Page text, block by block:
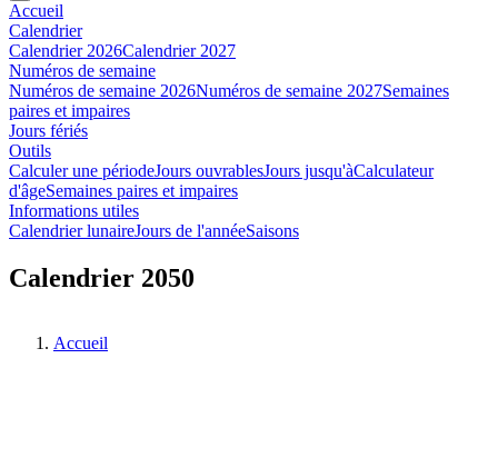
Accueil
Calendrier
Calendrier 2026Calendrier 2027
Numéros de semaine
Numéros de semaine 2026Numéros de semaine 2027Semaines
paires et impaires
Jours fériés
Outils
Calculer une périodeJours ouvrablesJours jusqu'àCalculateur
d'âgeSemaines paires et impaires
Informations utiles
Calendrier lunaireJours de l'annéeSaisons
Calendrier 2050
Accueil